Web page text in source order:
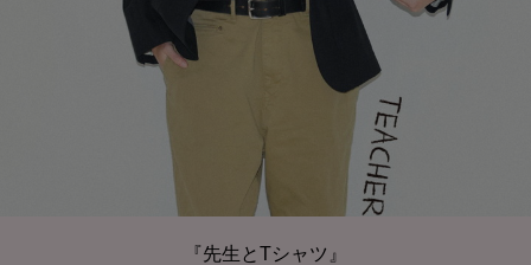
『先生とTシャツ』